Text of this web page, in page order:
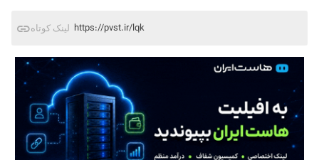
لینک کوتاه https://pvst.ir/lqk